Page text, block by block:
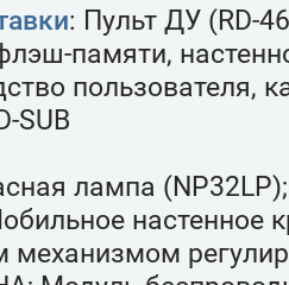
: Пульт ДУ (RD-
памяти,
пользователя,
SUB
лампа
настенное